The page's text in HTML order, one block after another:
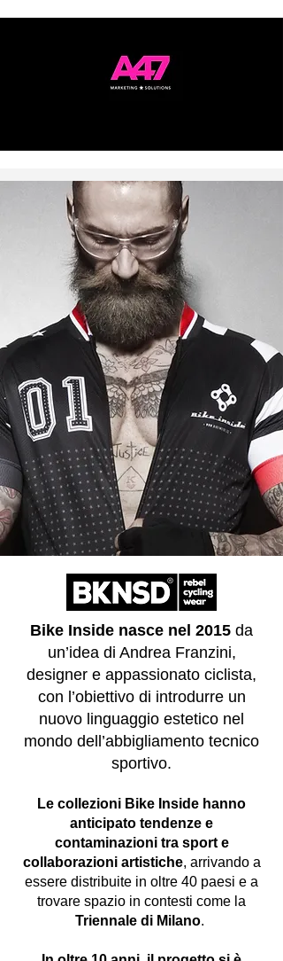
Bike Inside nasce nel 2015 da
un’idea di Andrea Franzini,
designer e appassionato ciclista,
con l’obiettivo di introdurre un
nuovo linguaggio estetico nel
mondo dell’abbigliamento tecnico
sportivo.
Le collezioni Bike Inside hanno
anticipato tendenze e
contaminazioni tra sport e
collaborazioni artistiche, arrivando a
essere distribuite in oltre 40 paesi e a
trovare spazio in contesti come la
Triennale di Milano.